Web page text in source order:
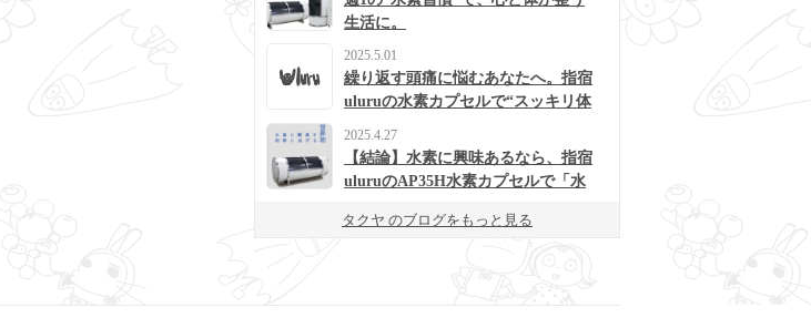
生活に。
2025.5.01
繰り返す頭痛に悩むあなたへ。指宿
uluruの水素カプセルで“スッキリ体
2025.4.27
【結論】水素に興味あるなら、指宿
uluruのAP35H水素カプセルで「水
タクヤ のブログをもっと見る